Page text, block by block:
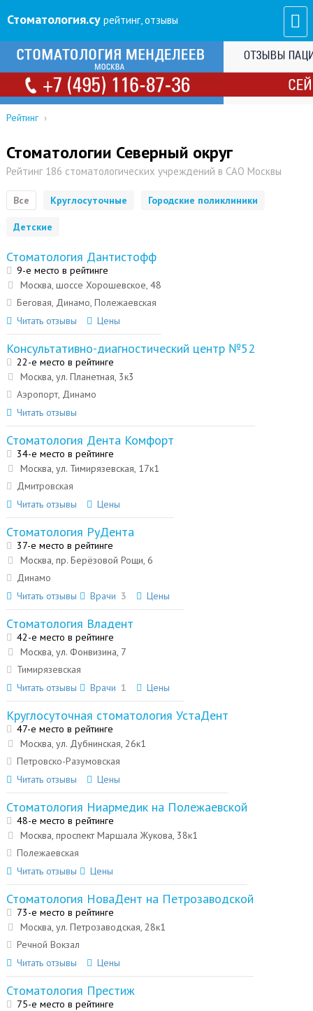
Стоматология.су рейтинг, отзывы
Рейтинг ›
Стоматологии Северный округ
Рейтинг 186 стоматологических учреждений в САО Москвы
Все Круглосуточные Городские поликлиники
Детские
Стоматология Дантистофф
9-е место в рейтинге
Москва, шоссе Хорошевское, 48
Беговая, Динамо, Полежаевская
Читать отзывы
Цены
Консультативно-диагностический центр №52
22-е место в рейтинге
Москва, ул. Планетная, 3к3
Аэропорт, Динамо
Читать отзывы
Стоматология Дента Комфорт
34-е место в рейтинге
Москва, ул. Тимирязевская, 17к1
Дмитровская
Читать отзывы
Цены
Стоматология РуДента
37-е место в рейтинге
Москва, пр. Берёзовой Рощи, 6
Динамо
Читать отзывы
Врачи 3 Цены
Стоматология Владент
42-е место в рейтинге
Москва, ул. Фонвизина, 7
Тимирязевская
Читать отзывы
Врачи 1 Цены
Круглосуточная стоматология УстаДент
47-е место в рейтинге
Москва, ул. Дубнинская, 26к1
Петровско-Разумовская
Читать отзывы
Цены
Стоматология Ниармедик на Полежаевской
48-е место в рейтинге
Москва, проспект Маршала Жукова, 38к1
Полежаевская
Читать отзывы
Цены
Стоматология НоваДент на Петрозаводской
73-е место в рейтинге
Москва, ул. Петрозаводская, 28к1
Речной Вокзал
Читать отзывы
Цены
Стоматология Престиж
75-е место в рейтинге